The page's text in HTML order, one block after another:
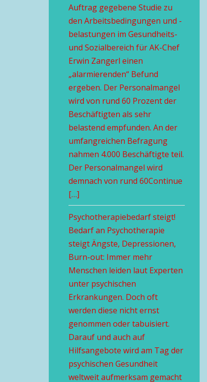
Auftrag gegebene Studie zu
den Arbeitsbedingungen und -
belastungen im Gesundheits-
und Sozialbereich für AK-Chef
Erwin Zangerl einen
„alarmierenden“ Befund
ergeben. Der Personalmangel
wird von rund 60 Prozent der
Beschäftigten als sehr
belastend empfunden. An der
umfangreichen Befragung
nahmen 4.000 Beschäftigte teil.
Der Personalmangel wird
demnach von rund 60Continue
[…]
Psychotherapiebedarf steigt!
Bedarf an Psychotherapie
steigt Ängste, Depressionen,
Burn-out: Immer mehr
Menschen leiden laut Experten
unter psychischen
Erkrankungen. Doch oft
werden diese nicht ernst
genommen oder tabuisiert.
Darauf und auch auf
Hilfsangebote wird am Tag der
psychischen Gesundheit
weltweit aufmerksam gemacht